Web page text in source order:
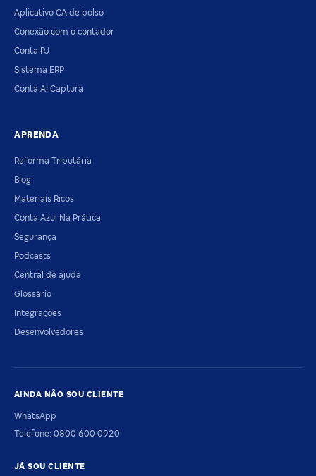
Aplicativo CA de bolso
Conexão com o contador
Conta PJ
Sistema ERP
Conta AI Captura
APRENDA
Reforma Tributária
Blog
Materiais Ricos
Conta Azul Na Prática
Segurança
Podcasts
Central de ajuda
Glossário
Integrações
Desenvolvedores
AINDA NÃO SOU CLIENTE
WhatsApp
Telefone: 0800 600 0920
JÁ SOU CLIENTE